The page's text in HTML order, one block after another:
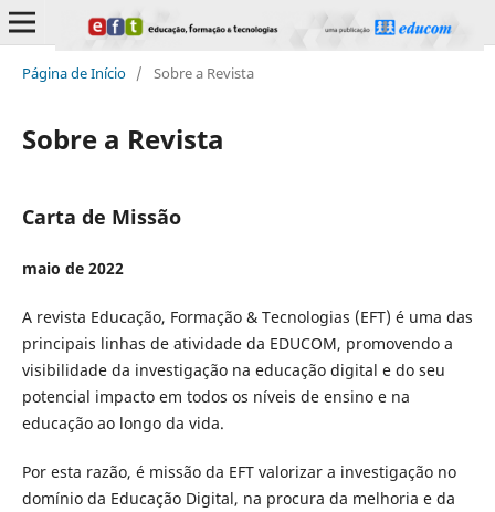
Página de Início / Sobre a Revista
Sobre a Revista
Carta de Missão
maio de 2022
A revista Educação, Formação & Tecnologias (EFT) é uma das
principais linhas de atividade da EDUCOM, promovendo a
visibilidade da investigação na educação digital e do seu
potencial impacto em todos os níveis de ensino e na
educação ao longo da vida.
Por esta razão, é missão da EFT valorizar a investigação no
domínio da Educação Digital, na procura da melhoria e da